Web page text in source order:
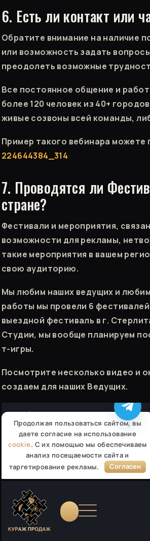
6. Есть ли контакт или
Обратите внимание на наличие
или возможность задать
преодолеть возможные
Все постоянное общение и
более 120 человек из 40+
живые созвоны всей команды,
Пример такого вебинара можете
224644384_314
7. Проводятся ли
стране?
Фестивали и мероприятия,
возможности для рекламы,
такие мероприятия в вашем
свою аудиторию.
Мы любим наших ведущих и
работы мы провели 6
выездной фестиваль в г.
Студии, мы вообще планируем
т-игры.
Посмотрите несколько видео и
создаем для наших Ведущих.